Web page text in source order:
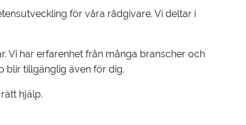
för våra rådgivare. Vi deltar i
Vi har erfarenhet från många branscher och
blir tillgänglig även för dig.
hjälp.